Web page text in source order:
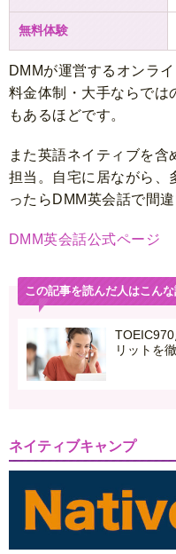
無料体験
DMMが運営するオンラ
料金体制・大手ならでは
もあるほどです。
また英語ネイティブを
担当。自宅に居ながら、
ったらDMM英会話で間違
DMM英会話公式ページ
この記事を読んだ人はこん
リットを
ネイティブキャンプ